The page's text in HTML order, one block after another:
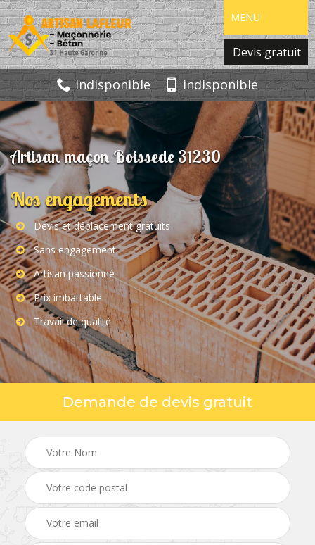
MENU
Devis gratuit
indisponible indisponible
Artisan maçon Boissede 31230
Nos engagements
Devis et déplacement gratuits
Sans engagement
Artisan passionné
Prix imbattable
Travail de qualité
Demande de devis gratuit